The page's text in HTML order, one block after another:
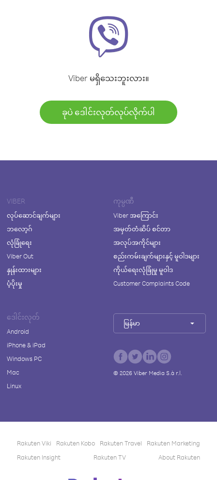
Viber မရှိသေးဘူးလား။
ခုပဲ ဒေါင်းလုတ်လုပ်လိုက်ပါ
VIBER
လုပ်ဆောင်ချက်များ
ဘလော့ဂ်
လုံခြုံရေး
Viber Out
နှုန်းထားများ
ပံ့ပိုးမှု
ကုမ္ပဏီ
Viber အကြောင်း
အမှတ်တံဆိပ် စင်တာ
အလုပ်အကိုင်များ
စည်းကမ်းချက်များနှင့် မူဝါဒများ
ကိုယ်ရေးလုံခြုံမှု မူဝါဒ
Customer Complaints Code
ဒေါင်းလုတ်
Android
iPhone & iPad
Windows PC
Mac
Linux
မြန်မာ
© 2026Viber Media S.à r.l.
Rakuten Viki Rakuten Kobo Rakuten Travel
Rakuten Marketing
Rakuten Insight
Rakuten TV About Rakuten